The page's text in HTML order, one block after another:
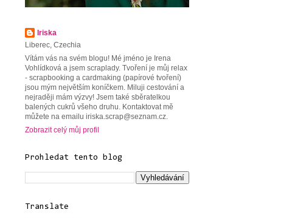
Iriska
Liberec, Czechia
Vítám vás na svém blogu! Mé jméno je Irena
Vohlídková a jsem scraplady. Tvoření je můj relax
- scrapbooking a cardmaking (papírové tvoření)
jsou mým největším koníčkem. Miluji cestování a
nejraději mám výzvy! Jsem také sběratelkou
balených cukrů všeho druhu. Kontaktovat mě
můžete na emailu iriska.scrap@seznam.cz.
Zobrazit celý můj profil
Prohledat tento blog
Translate